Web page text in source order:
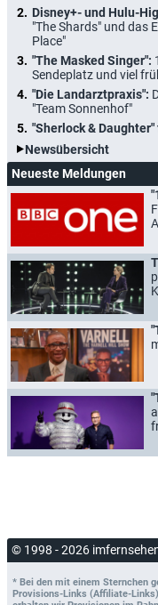
Disney+- und Hulu-
"The Shards" und das
Place"
"The Masked Singer":
Sendeplatz und viel
"Die Landarztpraxis":
"Team Sonnenhof"
"Sherlock &
Newsübersicht
Neueste Meldungen
© 1998 - 2026
* Bei den mit einem Sternchen
Provisions-Links (Affiliate-